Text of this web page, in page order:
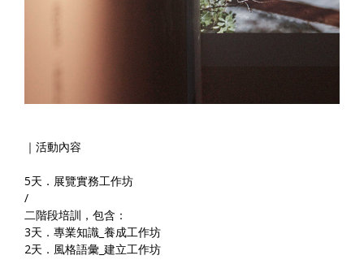
｜活動內容
5天．展覽實務工作坊
/
二階段培訓，包含：
3天．專業知識_養成工作坊
2天．風格語彙_建立工作坊